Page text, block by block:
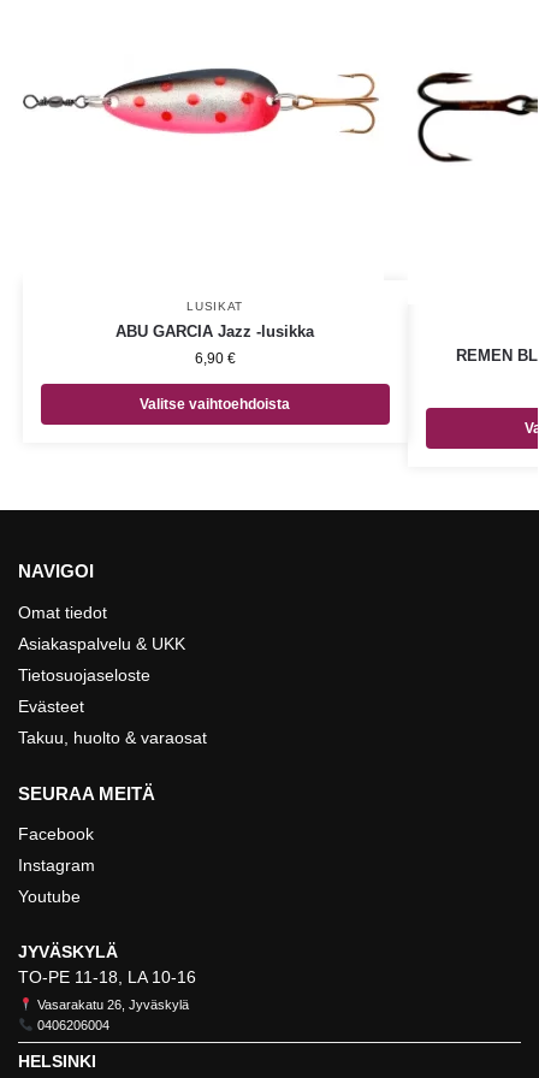
LUSIKAT
ABU GARCIA Jazz -lusikka
6,90 €
Valitse vaihtoehdoista
REMEN
NAVIGOI
Omat tiedot
Asiakaspalvelu & UKK
Tietosuojaseloste
Evästeet
Takuu, huolto & varaosat
SEURAA MEITÄ
Facebook
Instagram
Youtube
JYVÄSKYLÄ
TO-PE 11-18, LA 10-16
Vasarakatu 26, Jyväskylä
0406206004
HELSINKI